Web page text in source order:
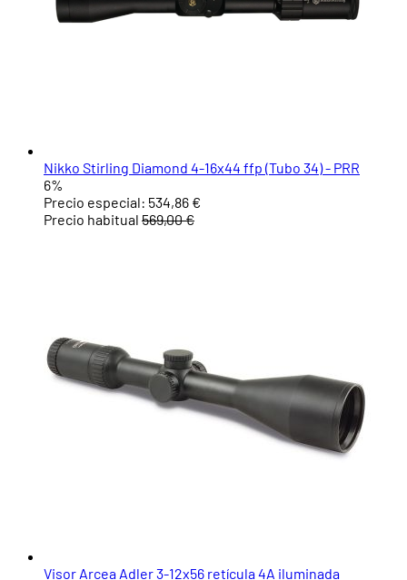
Nikko Stirling Diamond 4-16x44 ffp (Tubo 34) - PRR
6%
Precio especial: 534,86 €
Precio habitual 569,00 €
Visor Arcea Adler 3-12x56 retícula 4A iluminada